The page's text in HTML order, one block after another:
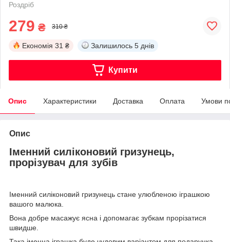
Роздріб
279 ₴ 310 ₴
Економія 31 ₴ Залишилось 5 днів
Купити
Опис Характеристики Доставка Оплата Умови
Опис
Іменний силіконовий гризунець,
прорізувач для зубів
Іменний силіконовий гризунець стане улюбленою іграшкою
вашого малюка.
Вона добре масажує ясна і допомагає зубкам прорізатися
швидше.